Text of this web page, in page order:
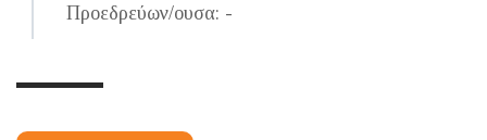
Προεδρεύων/ουσα: -